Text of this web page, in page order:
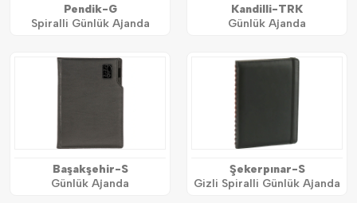
Pendik-G
Spiralli Günlük Ajanda
Kandilli-TRK
Günlük Ajanda
Başakşehir-S
Günlük Ajanda
Şekerpınar-S
Gizli Spiralli Günlük Ajanda